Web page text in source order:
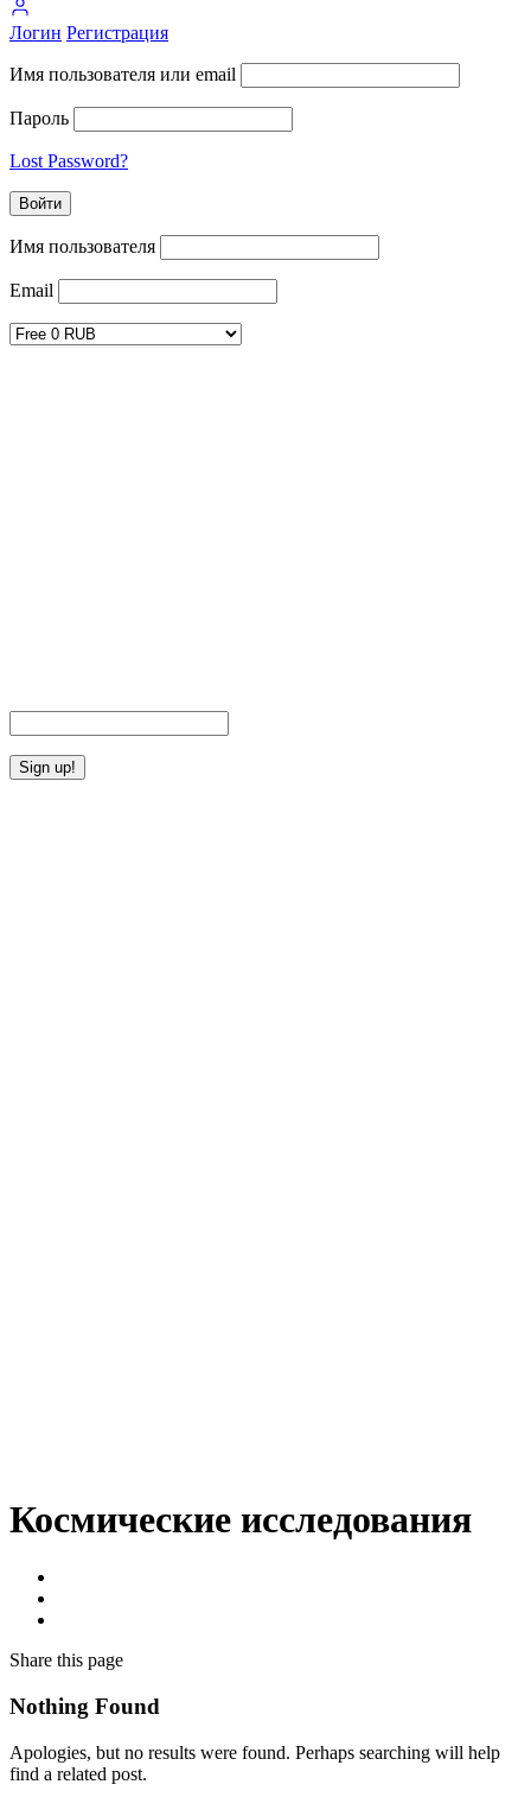
Логин Регистрация
Имя пользователя или email
Пароль
Lost Password?
Имя пользователя
Email
Космические исследования
Share this page
Nothing Found
Apologies, but no results were found. Perhaps searching will help
find a related post.